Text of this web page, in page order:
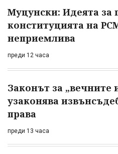
Муцунски: Идеята за
конституцията на
неприемлива
преди 12 часа
Законът за „вечните
узаконява
права
преди 13 часа